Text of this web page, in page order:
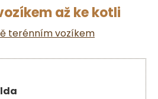
až ke kotli
terénním vozíkem